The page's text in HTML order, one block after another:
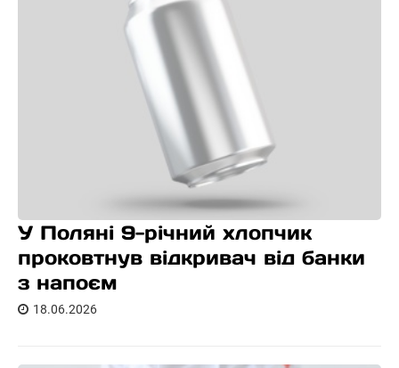
У Поляні 9-річний хлопчик
проковтнув відкривач від банки
з напоєм
18.06.2026